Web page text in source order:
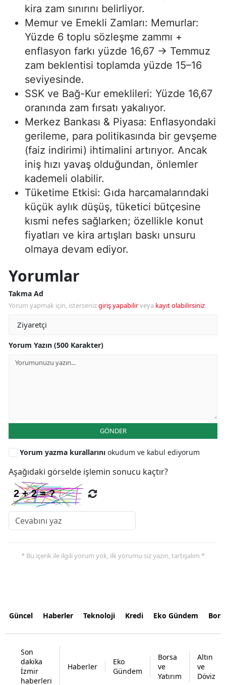
kira zam sınırını belirliyor.
Memur ve Emekli Zamları: Memurlar:
Yüzde 6 toplu sözleşme zammı +
enflasyon farkı yüzde 16,67 → Temmuz
zam beklentisi toplamda yüzde 15–16
seviyesinde.
SSK ve Bağ-Kur emeklileri: Yüzde 16,67
oranında zam fırsatı yakalıyor.
Merkez Bankası & Piyasa: Enflasyondaki
gerileme, para politikasında bir gevşeme
(faiz indirimi) ihtimalini artırıyor. Ancak
iniş hızı yavaş olduğundan, önlemler
kademeli olabilir.
Tüketime Etkisi: Gıda harcamalarındaki
küçük aylık düşüş, tüketici bütçesine
kısmi nefes sağlarken; özellikle konut
fiyatları ve kira artışları baskı unsuru
olmaya devam ediyor.
Yorumlar
Takma Ad
Yorum yapmak için, istersenizgiriş yapabilirveya kayıt olabilirsiniz.
Yorum Yazın (500 Karakter)
GÖNDER
Yorum yazma kurallarını okudum ve kabul ediyorum
Aşağıdaki görselde işlemin sonucu kaçtır?
* Bu içerik ile ilgili yorum yok, ilk yorumu siz yazın, tartışalım *
Güncel Haberler Teknoloji Kredi Eko Gündem
Son
dakika
İzmir
haberleri
Haberler
Eko
Gündem
Borsa
ve
Yatırım
Altın
ve
Döviz